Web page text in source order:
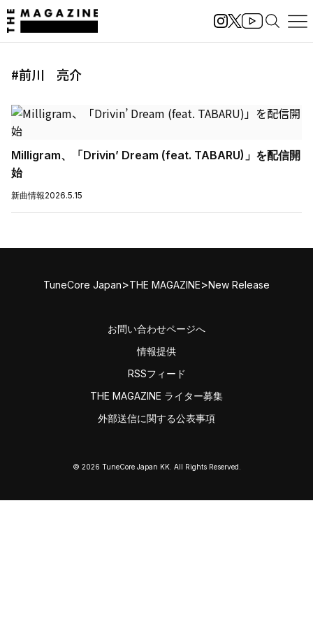
#前川 亮介
Milligram、「Drivin’ Dream (feat. TABARU)」を配信開
始
新曲情報2026.5.15
TuneCore Japan>THE MAGAZINE>New Release
お問い合わせページへ
情報提供
RSSフィード
THE MAGAZINE ライター募集
外部送信に関する公表事項
© 2026 TuneCore Japan KK. All Rights Reserved.